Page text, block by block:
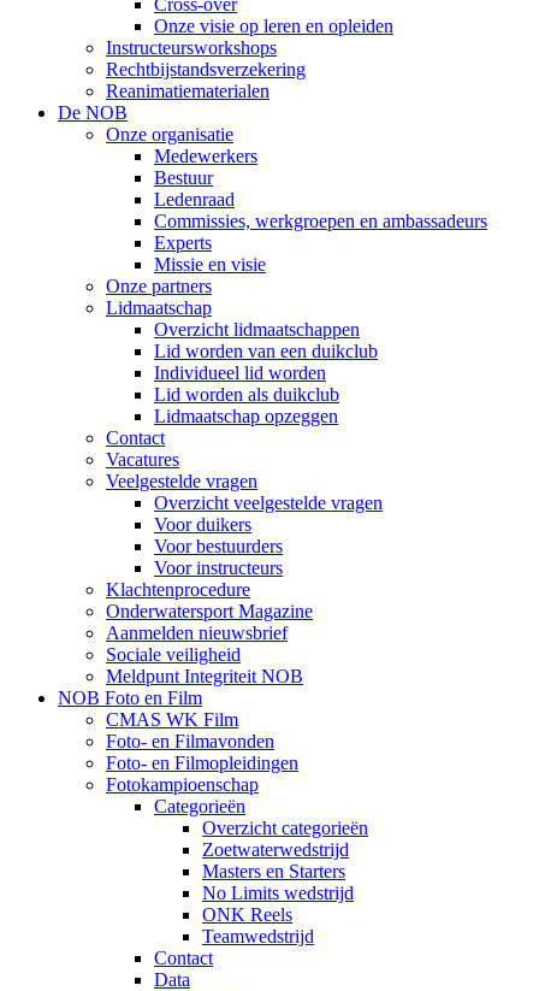
Cross-over
Onze visie op leren en opleiden
Instructeursworkshops
Rechtbijstandsverzekering
Reanimatiematerialen
De NOB
Onze organisatie
Medewerkers
Bestuur
Ledenraad
Commissies, werkgroepen en ambassadeurs
Experts
Missie en visie
Onze partners
Lidmaatschap
Overzicht lidmaatschappen
Lid worden van een duikclub
Individueel lid worden
Lid worden als duikclub
Lidmaatschap opzeggen
Contact
Vacatures
Veelgestelde vragen
Overzicht veelgestelde vragen
Voor duikers
Voor bestuurders
Voor instructeurs
Klachtenprocedure
Onderwatersport Magazine
Aanmelden nieuwsbrief
Sociale veiligheid
Meldpunt Integriteit NOB
NOB Foto en Film
CMAS WK Film
Foto- en Filmavonden
Foto- en Filmopleidingen
Fotokampioenschap
Categorieën
Overzicht categorieën
Zoetwaterwedstrijd
Masters en Starters
No Limits wedstrijd
ONK Reels
Teamwedstrijd
Contact
Data